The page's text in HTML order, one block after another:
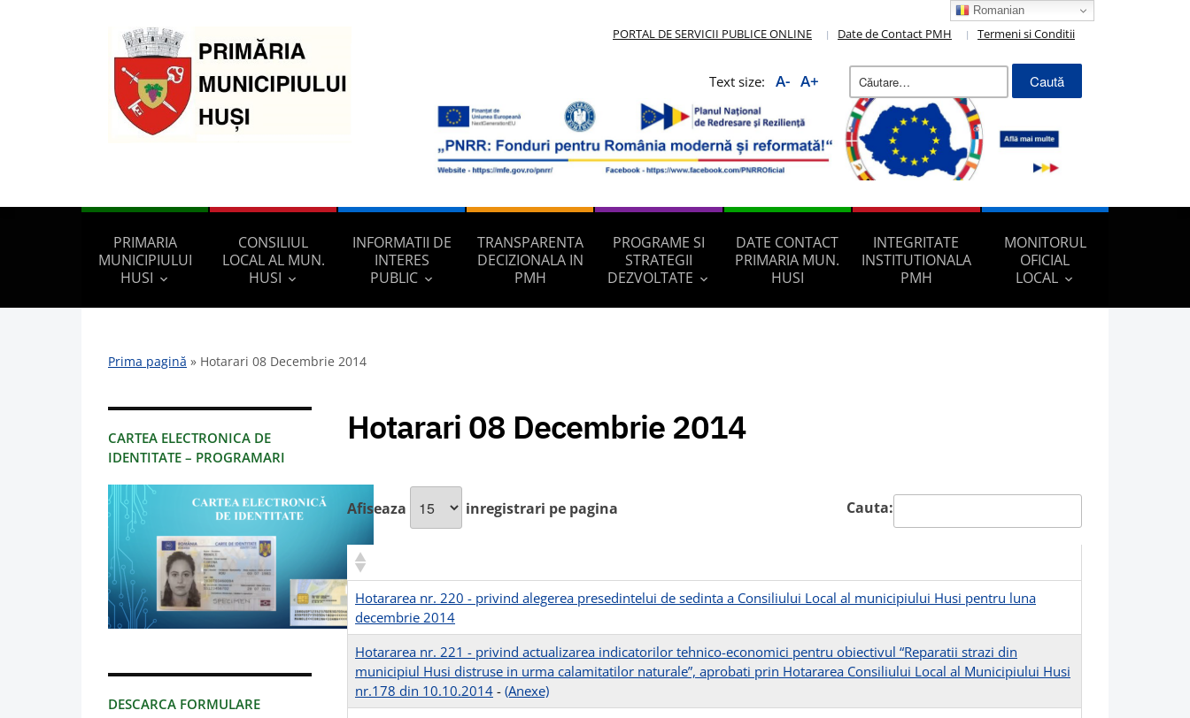
PORTAL DE SERVICII PUBLICE ONLINE Date de Contact PMH Termeni si Conditii
Text size: A- A+
Caută
după:
PRIMARIA
MUNICIPIULUI
HUSI
CONSILIUL
LOCAL AL MUN.
HUSI
INFORMATII DE
INTERES
PUBLIC
TRANSPARENTA
DECIZIONALA IN
PMH
PROGRAME SI
STRATEGII
DEZVOLTATE
DATE CONTACT
PRIMARIA MUN.
HUSI
INTEGRITATE
INSTITUTIONALA
PMH
MONITORUL
OFICIAL
LOCAL
Prima pagină » Hotarari 08 Decembrie 2014
CARTEA ELECTRONICA DE
IDENTITATE – PROGRAMARI
DESCARCA FORMULARE
Hotarari 08 Decembrie 2014
Afiseaza inregistrari pe pagina Cauta:
Hotararea nr. 220 - privind alegerea presedintelui de sedinta a Consiliului Local al municipiului Husi pentru luna
decembrie 2014
Hotararea nr. 221 - privind actualizarea indicatorilor tehnico-economici pentru obiectivul “Reparatii strazi din
municipiul Husi distruse in urma calamitatilor naturale”, aprobati prin Hotararea Consiliului Local al Municipiului Husi
nr.178 din 10.10.2014 - (Anexe)
Romanian